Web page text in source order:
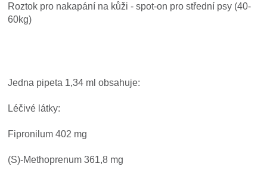
Roztok pro nakapání na kůži - spot-on pro střední psy (40-
60kg)
Jedna pipeta 1,34 ml obsahuje:
Léčivé látky:
Fipronilum 402 mg
(S)-Methoprenum 361,8 mg